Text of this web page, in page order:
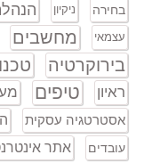
בחירה ניקיון
עצמאי
מחשבים
בירוקרטיה
ראיון טיפים
אסטרטגיה עסקית
עובדים אתר